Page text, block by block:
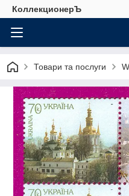
КоллекционерЪ
Товари та послуги